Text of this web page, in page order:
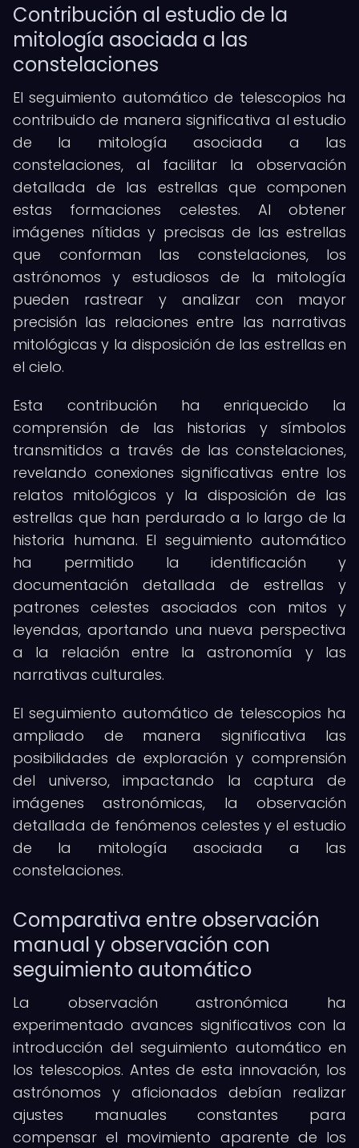
Contribución al estudio de la
mitología asociada a las
constelaciones
El seguimiento automático de telescopios ha
contribuido de manera significativa al estudio
de la mitología asociada a las
constelaciones, al facilitar la observación
detallada de las estrellas que componen
estas formaciones celestes. Al obtener
imágenes nítidas y precisas de las estrellas
que conforman las constelaciones, los
astrónomos y estudiosos de la mitología
pueden rastrear y analizar con mayor
precisión las relaciones entre las narrativas
mitológicas y la disposición de las estrellas en
el cielo.
Esta contribución ha enriquecido la
comprensión de las historias y símbolos
transmitidos a través de las constelaciones,
revelando conexiones significativas entre los
relatos mitológicos y la disposición de las
estrellas que han perdurado a lo largo de la
historia humana. El seguimiento automático
ha permitido la identificación y
documentación detallada de estrellas y
patrones celestes asociados con mitos y
leyendas, aportando una nueva perspectiva
a la relación entre la astronomía y las
narrativas culturales.
El seguimiento automático de telescopios ha
ampliado de manera significativa las
posibilidades de exploración y comprensión
del universo, impactando la captura de
imágenes astronómicas, la observación
detallada de fenómenos celestes y el estudio
de la mitología asociada a las
constelaciones.
Comparativa entre observación
manual y observación con
seguimiento automático
La observación astronómica ha
experimentado avances significativos con la
introducción del seguimiento automático en
los telescopios. Antes de esta innovación, los
astrónomos y aficionados debían realizar
ajustes manuales constantes para
compensar el movimiento aparente de los